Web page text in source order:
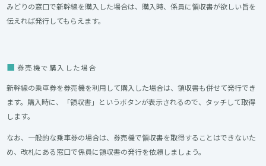
みどりの窓口で新幹線を購入した場合は、購入時、係員に領収書が欲しい旨を
伝えれば発行してもらえます。
券売機で購入した場合
新幹線の乗車券を券売機を利用して購入した場合は、領収書も併せて発行でき
ます。購入時に、「領収書」というボタンが表示されるので、タッチして取得
します。
なお、一般的な乗車券の場合は、券売機で領収書を取得することはできないた
め、改札にある窓口で係員に領収書の発行を依頼しましょう。